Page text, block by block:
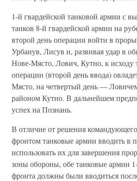
1-й гвардейской танковой армии с
танков 8-й гвардейской армии на
второй день операции войти в
Урбанув, Лисув и, развивая удар в
Нове-Място, Лович, Кутно, к исходу
операции (второй день ввода)
Място, на четвертый день —
районом Кутно. В дальнейшем
успех на Познань.
В отличие от решения
фронтом танковые армии вводить в
использовать их для завершения
зоны обороны, обе танковые армии
фронта должны были вводиться